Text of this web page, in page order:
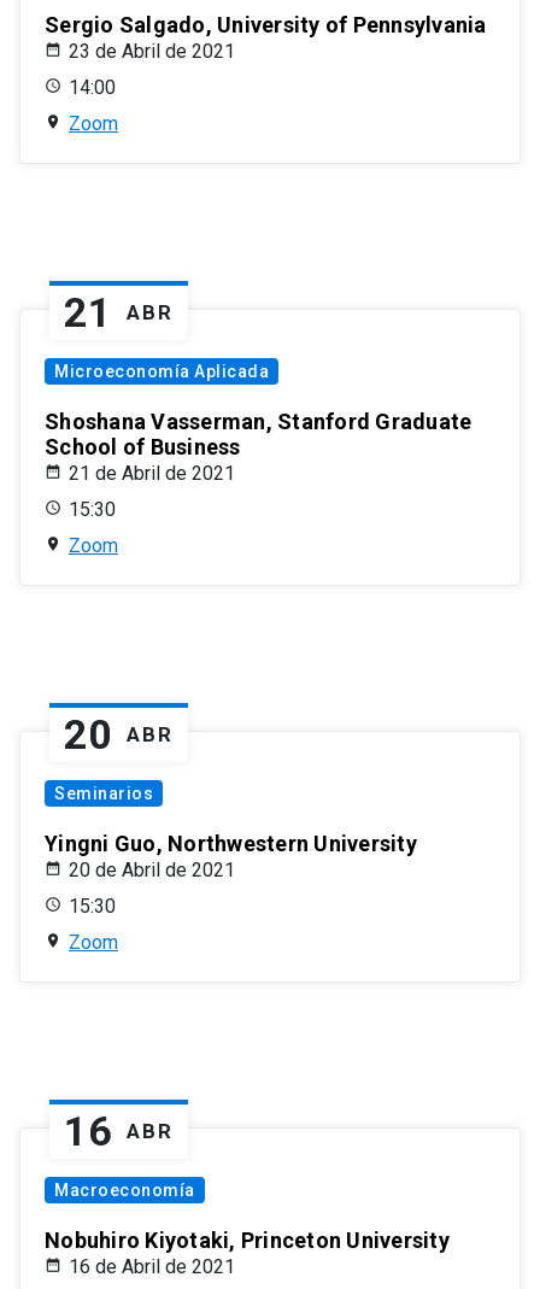
Sergio Salgado, University of Pennsylvania
23 de Abril de 2021
14:00
Zoom
21 ABR
Microeconomía Aplicada
Shoshana Vasserman, Stanford Graduate
School of Business
21 de Abril de 2021
15:30
Zoom
20 ABR
Seminarios
Yingni Guo, Northwestern University
20 de Abril de 2021
15:30
Zoom
16 ABR
Macroeconomía
Nobuhiro Kiyotaki, Princeton University
16 de Abril de 2021